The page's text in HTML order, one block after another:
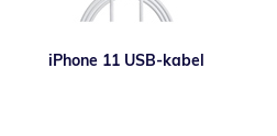
iPhone 11 USB-kabel